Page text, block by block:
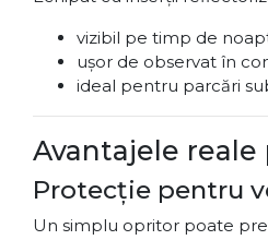
vizibil pe timp de
ușor de observat în
ideal pentru parcări
Avantajele
Protecție pentru
Un simplu opritor poate